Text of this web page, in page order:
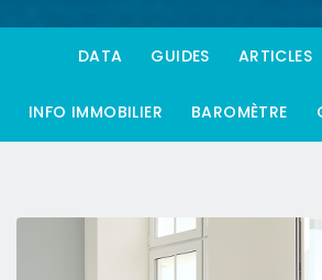
DATA GUIDES ARTICLES
INFO IMMOBILIER BAROMÈTRE